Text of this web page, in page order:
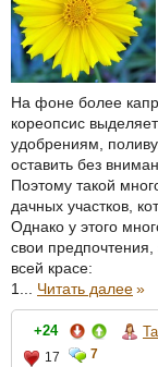
На фоне более
кореопсис
удобрениям,
оставить без
Поэтому такой
дачных участков,
Однако у этого
свои
всей красе:
1... Читать далее»
+24
17
7